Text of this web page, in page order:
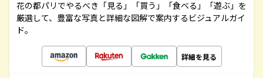
花の都パリでやるべき「見る」「買う」「食べる」「遊ぶ」を
厳選して、豊富な写真と詳細な図解で案内するビジュアルガイ
ド。
詳細を見る